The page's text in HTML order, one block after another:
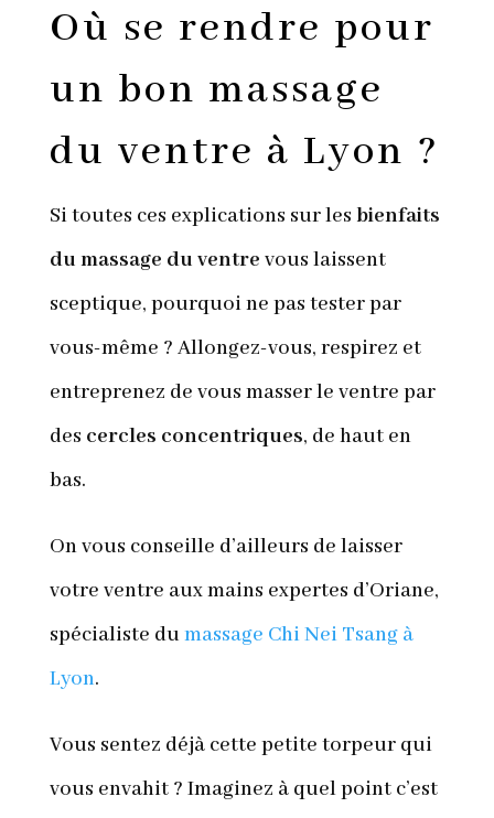
Où se rendre pour
un bon massage
du ventre à Lyon ?
Si toutes ces explications sur les bienfaits
du massage du ventre vous laissent
sceptique, pourquoi ne pas tester par
vous-même ? Allongez-vous, respirez et
entreprenez de vous masser le ventre par
des cercles concentriques, de haut en
bas.
On vous conseille d’ailleurs de laisser
votre ventre aux mains expertes d’Oriane,
spécialiste du massage Chi Nei Tsang à
Lyon.
Vous sentez déjà cette petite torpeur qui
vous envahit ? Imaginez à quel point c’est